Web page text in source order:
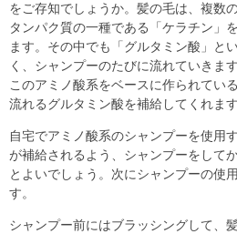
をご存知でしょうか。髪の毛は、複数
タンパク質の一種である「ケラチン」
ます。その中でも「グルタミン酸」と
く、シャンプーのたびに流れていきま
このアミノ酸系をベースに作られてい
流れるグルタミン酸を補給してくれます
自宅でアミノ酸系のシャンプーを使用
が補給されるよう、シャンプーをして
とよいでしょう。次にシャンプーの使
す。
シャンプー前にはブラッシングして、